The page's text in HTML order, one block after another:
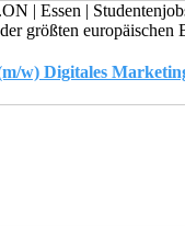
| Essen |
größten
w) Digitales